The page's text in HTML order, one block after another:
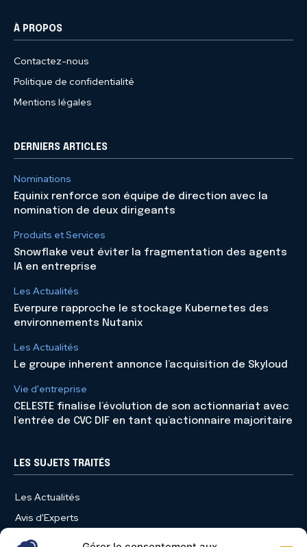
À PROPOS
Contactez-nous
Politique de confidentialité
Mentions légales
DERNIERS ARTICLES
Nominations
Equinix renforce son équipe de direction avec la
nomination de deux dirigeants
Produits et Services
Snowflake veut éviter la fragmentation des agents
IA en entreprise
Les Actualités
Everpure rapproche le stockage Kubernetes des
environnements Nutanix
Les Actualités
Le groupe inherent annonce l’acquisition de Skyloud
Vie d'entreprise
CELESTE finalise l’évolution de son actionnariat avec
l’entrée de CVC DIF en tant qu’actionnaire majoritaire
LES SUJETS TRAITÉS
Les Actualités
Avis d'Experts
Produits et Services